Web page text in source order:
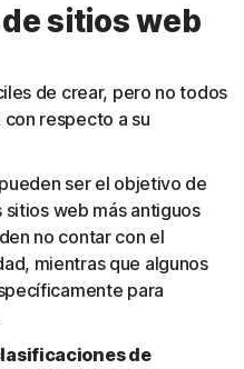
sitios web
de crear, pero no todos
con respecto a su
ser el objetivo de
web más antiguos
no contar con el
mientras que algunos
para
de